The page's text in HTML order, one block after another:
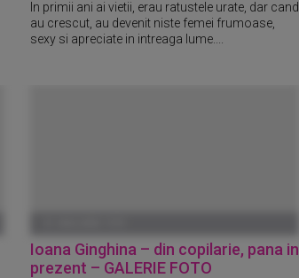
In primii ani ai vietii, erau ratustele urate, dar cand
au crescut, au devenit niste femei frumoase,
sexy si apreciate in intreaga lume....
Ioana Ginghina – din copilarie, pana in
prezent – GALERIE FOTO